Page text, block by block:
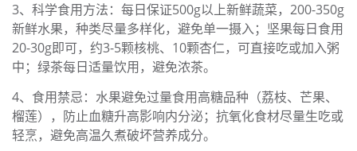
3、科学食用方法：每日保证500g以上新鲜蔬菜，200-350g
新鲜水果，种类尽量多样化，避免单一摄入；坚果每日食用
20-30g即可，约3-5颗核桃、10颗杏仁，可直接吃或加入粥
中；绿茶每日适量饮用，避免浓茶。
4、食用禁忌：水果避免过量食用高糖品种（荔枝、芒果、
榴莲），防止血糖升高影响内分泌；抗氧化食材尽量生吃或
轻烹，避免高温久煮破坏营养成分。